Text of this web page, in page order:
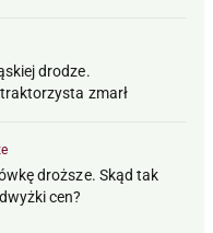
drodze.
zmarł
droższe. Skąd tak
cen?